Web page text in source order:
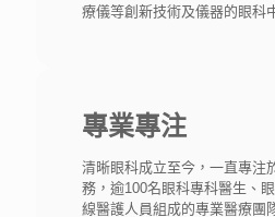
療儀等創新技術及儀器的眼科
專業專注
清晰眼科成立至今，一直專注
務，逾100名眼科專科醫生、
線醫護人員組成的專業醫療團